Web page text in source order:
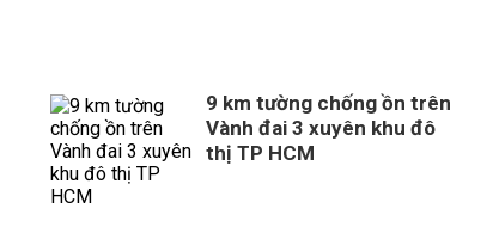
9 km tường chống ồn trên
Vành đai 3 xuyên khu đô
thị TP HCM